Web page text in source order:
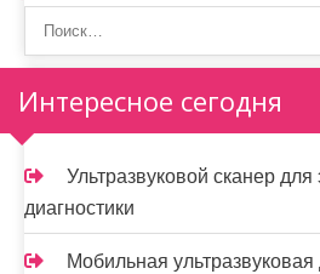
Интересное сегодня
Ультразвуковой сканер для
диагностики
Мобильная